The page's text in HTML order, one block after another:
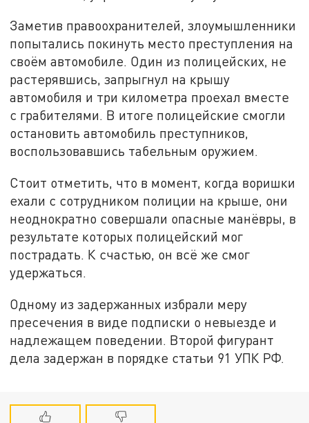
Заметив правоохранителей, злоумышленники
попытались покинуть место преступления на
своём автомобиле. Один из полицейских, не
растерявшись, запрыгнул на крышу
автомобиля и три километра проехал вместе
с грабителями. В итоге полицейские смогли
остановить автомобиль преступников,
воспользовавшись табельным оружием.
Стоит отметить, что в момент, когда воришки
ехали с сотрудником полиции на крыше, они
неоднократно совершали опасные манёвры, в
результате которых полицейский мог
пострадать. К счастью, он всё же смог
удержаться.
Одному из задержанных избрали меру
пресечения в виде подписки о невыезде и
надлежащем поведении. Второй фигурант
дела задержан в порядке статьи 91 УПК РФ.